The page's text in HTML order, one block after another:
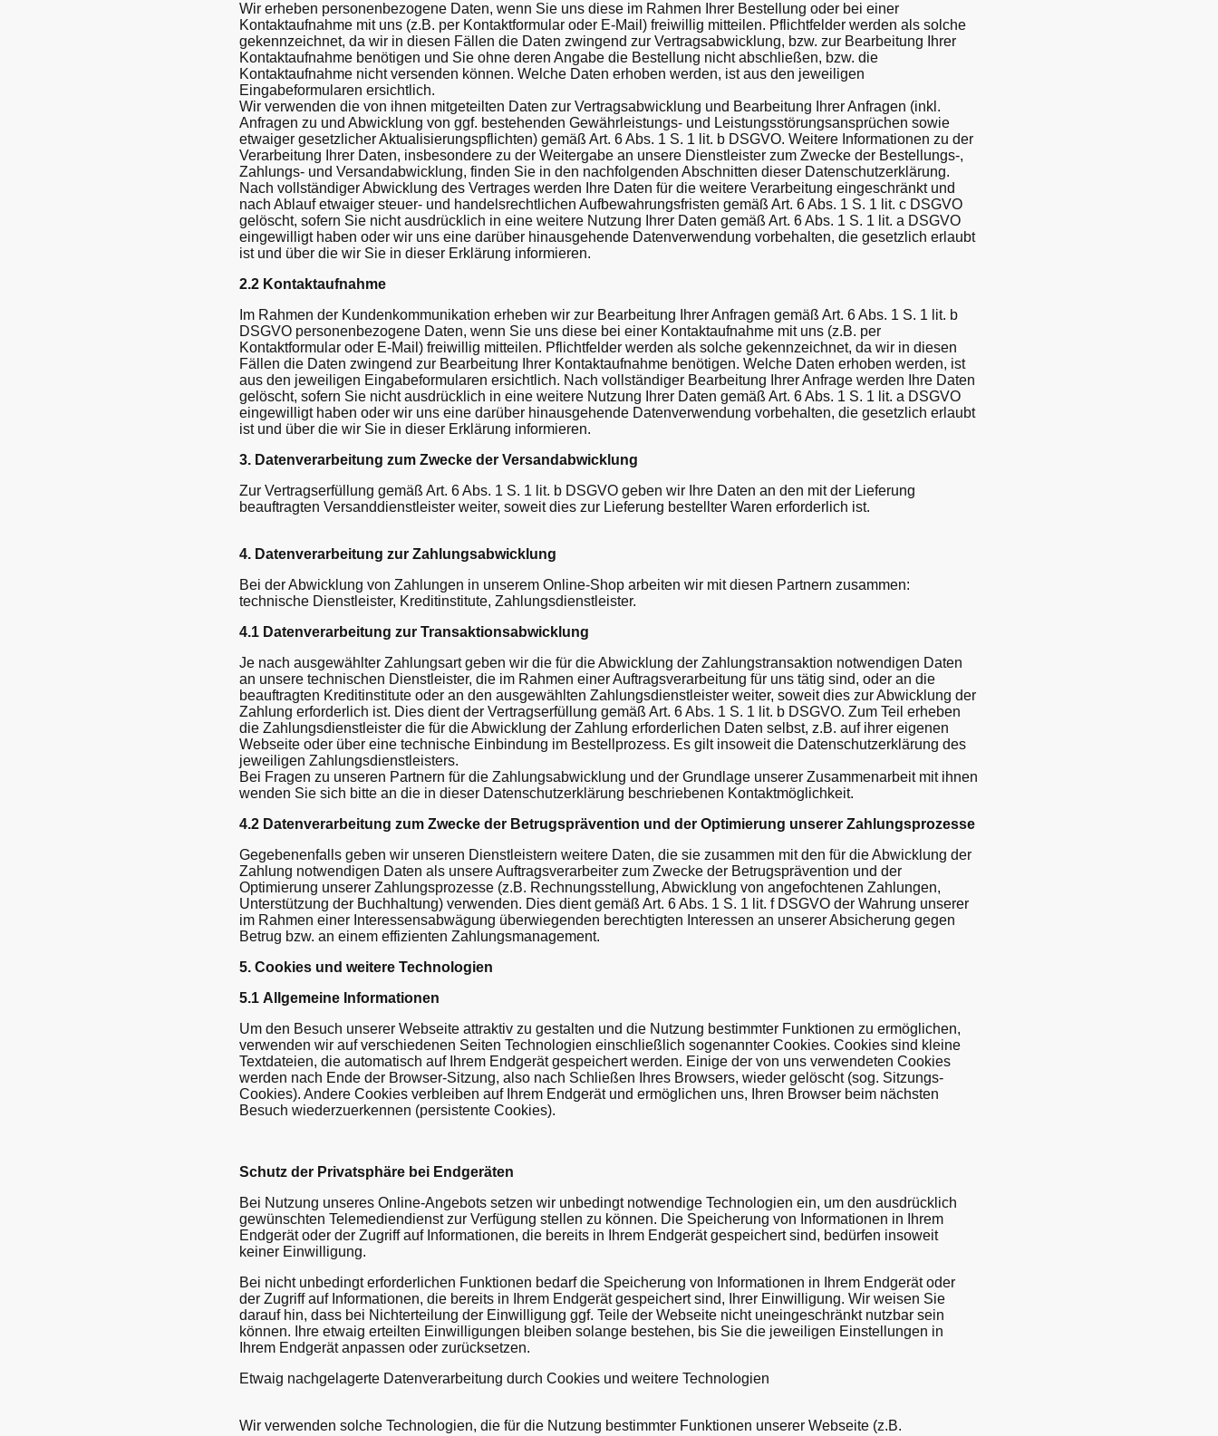
Wir erheben personenbezogene Daten, wenn Sie uns diese im Rahmen Ihrer Bestellung oder bei einer
Kontaktaufnahme mit uns (z.B. per Kontaktformular oder E-Mail) freiwillig mitteilen. Pflichtfelder werden als solche
gekennzeichnet, da wir in diesen Fällen die Daten zwingend zur Vertragsabwicklung, bzw. zur Bearbeitung Ihrer
Kontaktaufnahme benötigen und Sie ohne deren Angabe die Bestellung nicht abschließen, bzw. die
Kontaktaufnahme nicht versenden können. Welche Daten erhoben werden, ist aus den jeweiligen
Eingabeformularen ersichtlich.
Wir verwenden die von ihnen mitgeteilten Daten zur Vertragsabwicklung und Bearbeitung Ihrer Anfragen (inkl.
Anfragen zu und Abwicklung von ggf. bestehenden Gewährleistungs- und Leistungsstörungsansprüchen sowie
etwaiger gesetzlicher Aktualisierungspflichten) gemäß Art. 6 Abs. 1 S. 1 lit. b DSGVO. Weitere Informationen zu der
Verarbeitung Ihrer Daten, insbesondere zu der Weitergabe an unsere Dienstleister zum Zwecke der Bestellungs-,
Zahlungs- und Versandabwicklung, finden Sie in den nachfolgenden Abschnitten dieser Datenschutzerklärung.
Nach vollständiger Abwicklung des Vertrages werden Ihre Daten für die weitere Verarbeitung eingeschränkt und
nach Ablauf etwaiger steuer- und handelsrechtlichen Aufbewahrungsfristen gemäß Art. 6 Abs. 1 S. 1 lit. c DSGVO
gelöscht, sofern Sie nicht ausdrücklich in eine weitere Nutzung Ihrer Daten gemäß Art. 6 Abs. 1 S. 1 lit. a DSGVO
eingewilligt haben oder wir uns eine darüber hinausgehende Datenverwendung vorbehalten, die gesetzlich erlaubt
ist und über die wir Sie in dieser Erklärung informieren.
2.2 Kontaktaufnahme
Im Rahmen der Kundenkommunikation erheben wir zur Bearbeitung Ihrer Anfragen gemäß Art. 6 Abs. 1 S. 1 lit. b
DSGVO personenbezogene Daten, wenn Sie uns diese bei einer Kontaktaufnahme mit uns (z.B. per
Kontaktformular oder E-Mail) freiwillig mitteilen. Pflichtfelder werden als solche gekennzeichnet, da wir in diesen
Fällen die Daten zwingend zur Bearbeitung Ihrer Kontaktaufnahme benötigen. Welche Daten erhoben werden, ist
aus den jeweiligen Eingabeformularen ersichtlich. Nach vollständiger Bearbeitung Ihrer Anfrage werden Ihre Daten
gelöscht, sofern Sie nicht ausdrücklich in eine weitere Nutzung Ihrer Daten gemäß Art. 6 Abs. 1 S. 1 lit. a DSGVO
eingewilligt haben oder wir uns eine darüber hinausgehende Datenverwendung vorbehalten, die gesetzlich erlaubt
ist und über die wir Sie in dieser Erklärung informieren.
3. Datenverarbeitung zum Zwecke der Versandabwicklung
Zur Vertragserfüllung gemäß Art. 6 Abs. 1 S. 1 lit. b DSGVO geben wir Ihre Daten an den mit der Lieferung
beauftragten Versanddienstleister weiter, soweit dies zur Lieferung bestellter Waren erforderlich ist.
4. Datenverarbeitung zur Zahlungsabwicklung
Bei der Abwicklung von Zahlungen in unserem Online-Shop arbeiten wir mit diesen Partnern zusammen:
technische Dienstleister, Kreditinstitute, Zahlungsdienstleister.
4.1 Datenverarbeitung zur Transaktionsabwicklung
Je nach ausgewählter Zahlungsart geben wir die für die Abwicklung der Zahlungstransaktion notwendigen Daten
an unsere technischen Dienstleister, die im Rahmen einer Auftragsverarbeitung für uns tätig sind, oder an die
beauftragten Kreditinstitute oder an den ausgewählten Zahlungsdienstleister weiter, soweit dies zur Abwicklung der
Zahlung erforderlich ist. Dies dient der Vertragserfüllung gemäß Art. 6 Abs. 1 S. 1 lit. b DSGVO. Zum Teil erheben
die Zahlungsdienstleister die für die Abwicklung der Zahlung erforderlichen Daten selbst, z.B. auf ihrer eigenen
Webseite oder über eine technische Einbindung im Bestellprozess. Es gilt insoweit die Datenschutzerklärung des
jeweiligen Zahlungsdienstleisters.
Bei Fragen zu unseren Partnern für die Zahlungsabwicklung und der Grundlage unserer Zusammenarbeit mit ihnen
wenden Sie sich bitte an die in dieser Datenschutzerklärung beschriebenen Kontaktmöglichkeit.
4.2 Datenverarbeitung zum Zwecke der Betrugsprävention und der Optimierung unserer Zahlungsprozesse
Gegebenenfalls geben wir unseren Dienstleistern weitere Daten, die sie zusammen mit den für die Abwicklung der
Zahlung notwendigen Daten als unsere Auftragsverarbeiter zum Zwecke der Betrugsprävention und der
Optimierung unserer Zahlungsprozesse (z.B. Rechnungsstellung, Abwicklung von angefochtenen Zahlungen,
Unterstützung der Buchhaltung) verwenden. Dies dient gemäß Art. 6 Abs. 1 S. 1 lit. f DSGVO der Wahrung unserer
im Rahmen einer Interessensabwägung überwiegenden berechtigten Interessen an unserer Absicherung gegen
Betrug bzw. an einem effizienten Zahlungsmanagement.
5. Cookies und weitere Technologien
5.1 Allgemeine Informationen
Um den Besuch unserer Webseite attraktiv zu gestalten und die Nutzung bestimmter Funktionen zu ermöglichen,
verwenden wir auf verschiedenen Seiten Technologien einschließlich sogenannter Cookies. Cookies sind kleine
Textdateien, die automatisch auf Ihrem Endgerät gespeichert werden. Einige der von uns verwendeten Cookies
werden nach Ende der Browser-Sitzung, also nach Schließen Ihres Browsers, wieder gelöscht (sog. Sitzungs-
Cookies). Andere Cookies verbleiben auf Ihrem Endgerät und ermöglichen uns, Ihren Browser beim nächsten
Besuch wiederzuerkennen (persistente Cookies).
Schutz der Privatsphäre bei Endgeräten
Bei Nutzung unseres Online-Angebots setzen wir unbedingt notwendige Technologien ein, um den ausdrücklich
gewünschten Telemediendienst zur Verfügung stellen zu können. Die Speicherung von Informationen in Ihrem
Endgerät oder der Zugriff auf Informationen, die bereits in Ihrem Endgerät gespeichert sind, bedürfen insoweit
keiner Einwilligung.
Bei nicht unbedingt erforderlichen Funktionen bedarf die Speicherung von Informationen in Ihrem Endgerät oder
der Zugriff auf Informationen, die bereits in Ihrem Endgerät gespeichert sind, Ihrer Einwilligung. Wir weisen Sie
darauf hin, dass bei Nichterteilung der Einwilligung ggf. Teile der Webseite nicht uneingeschränkt nutzbar sein
können. Ihre etwaig erteilten Einwilligungen bleiben solange bestehen, bis Sie die jeweiligen Einstellungen in
Ihrem Endgerät anpassen oder zurücksetzen.
Etwaig nachgelagerte Datenverarbeitung durch Cookies und weitere Technologien
Wir verwenden solche Technologien, die für die Nutzung bestimmter Funktionen unserer Webseite (z.B.